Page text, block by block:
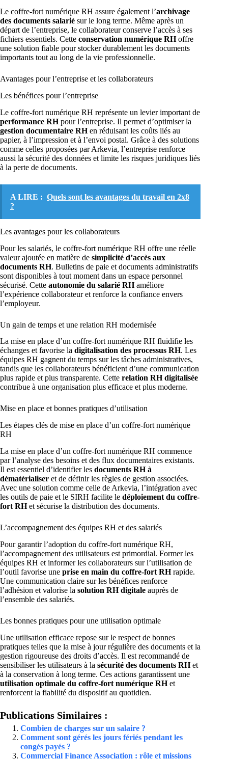
Le coffre-fort numérique RH assure également l’archivage
des documents salarié sur le long terme. Même après un
départ de l’entreprise, le collaborateur conserve l’accès à ses
fichiers essentiels. Cette conservation numérique RHoffre
une solution fiable pour stocker durablement les documents
importants tout au long de la vie professionnelle.
Avantages pour l’entreprise et les collaborateurs
Les bénéfices pour l’entreprise
Le coffre-fort numérique RH représente un levier important de
performance RHpour l’entreprise. Il permet d’optimiser la
gestion documentaire RHen réduisant les coûts liés au
papier, à l’impression et à l’envoi postal. Grâce à des solutions
comme celles proposées par Arkevia, l’entreprise renforce
aussi la sécurité des données et limite les risques juridiques liés
à la perte de documents.
A LIRE : Quels sont les avantages du travail en 2x8
?
Les avantages pour les collaborateurs
Pour les salariés, le coffre-fort numérique RH offre une réelle
valeur ajoutée en matière de simplicité d’accès aux
documents RH. Bulletins de paie et documents administratifs
sont disponibles à tout moment dans un espace personnel
sécurisé. Cette autonomie du salarié RHaméliore
l’expérience collaborateur et renforce la confiance envers
l’employeur.
Un gain de temps et une relation RH modernisée
La mise en place d’un coffre-fort numérique RH fluidifie les
échanges et favorise la digitalisation des processus RH. Les
équipes RH gagnent du temps sur les tâches administratives,
tandis que les collaborateurs bénéficient d’une communication
plus rapide et plus transparente. Cette relation RH digitalisée
contribue à une organisation plus efficace et plus moderne.
Mise en place et bonnes pratiques d’utilisation
Les étapes clés de mise en place d’un coffre-fort numérique
RH
La mise en place d’un coffre-fort numérique RH commence
par l’analyse des besoins et des flux documentaires existants.
Il est essentiel d’identifier les documents RH à
dématérialiser et de définir les règles de gestion associées.
Avec une solution comme celle de Arkevia, l’intégration avec
les outils de paie et le SIRH facilite le déploiement du coffre-
fort RHet sécurise la distribution des documents.
L’accompagnement des équipes RH et des salariés
Pour garantir l’adoption du coffre-fort numérique RH,
l’accompagnement des utilisateurs est primordial. Former les
équipes RH et informer les collaborateurs sur l’utilisation de
l’outil favorise une prise en main du coffre-fort RHrapide.
Une communication claire sur les bénéfices renforce
l’adhésion et valorise la solution RH digitale auprès de
l’ensemble des salariés.
Les bonnes pratiques pour une utilisation optimale
Une utilisation efficace repose sur le respect de bonnes
pratiques telles que la mise à jour régulière des documents et la
gestion rigoureuse des droits d’accès. Il est recommandé de
sensibiliser les utilisateurs à la sécurité des documents RHet
à la conservation à long terme. Ces actions garantissent une
utilisation optimale du coffre-fort numérique RHet
renforcent la fiabilité du dispositif au quotidien.
Publications Similaires :
Combien de charges sur un salaire ?
Comment sont gérés les jours fériés pendant les
congés payés ?
Commercial Finance Association : rôle et missions